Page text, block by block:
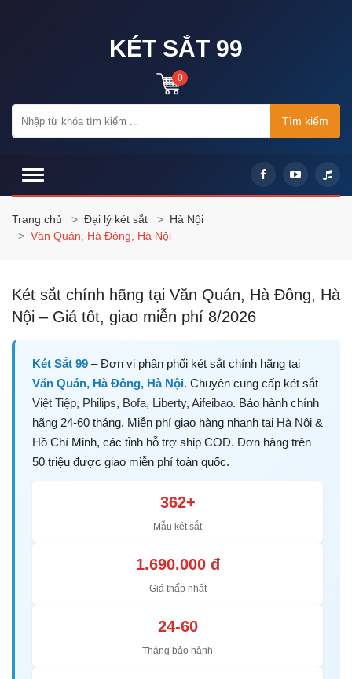
KÉT SẮT 99
0
Tìm kiếm
Trang chủ Đại lý két sắt
Hà Nội
Văn Quán, Hà Đông, Hà Nội
Két sắt chính hãng tại Văn Quán, Hà Đông, Hà
Nội – Giá tốt, giao miễn phí 8/2026
Két Sắt 99 – Đơn vị phân phối két sắt chính hãng tại
Văn Quán, Hà Đông, Hà Nội. Chuyên cung cấp két sắt
Việt Tiệp, Philips, Bofa, Liberty, Aifeibao. Bảo hành chính
hãng 24-60 tháng. Miễn phí giao hàng nhanh tại Hà Nội &
Hồ Chí Minh, các tỉnh hỗ trợ ship COD. Đơn hàng trên
50 triệu được giao miễn phí toàn quốc.
362+
Mẫu két sắt
1.690.000 đ
Giá thấp nhất
24-60
Tháng bảo hành